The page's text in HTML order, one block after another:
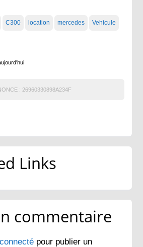
C300 location mercedes Vehicule
: 26960330898A234F
Links
commentaire
connecté pour publier un